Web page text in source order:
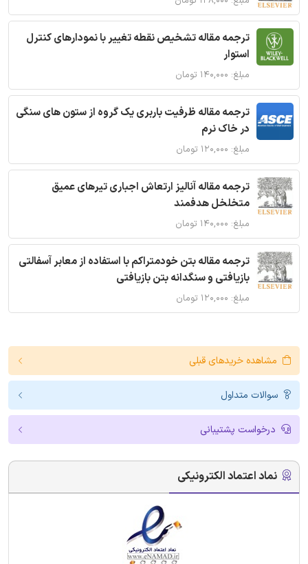
ترجمه مقاله تشخیص نقطه تغییر با نمودارهای کنترل
استوار
مبلغ: ۱۴۰,۰۰۰ تومان
ترجمه مقاله ظرفیت باربری یک گروه از ستون های سنگی
در خاک نرم
مبلغ: ۱۲۰,۰۰۰ تومان
ترجمه مقاله آنالیز ارتعاش اجباری تیرهای عمیق
متخلخل هدفمند
مبلغ: ۱۴۰,۰۰۰ تومان
ترجمه مقاله بتن خودمتراکم با استفاده از معابر آسفالتی
بازیافتی و سنگدانه بتن بازیافتی
مبلغ: ۱۲۰,۰۰۰ تومان
مشاهده خریدهای قبلی
سوالات متداول
درخواست پشتیبانی
نماد اعتماد الکترونیکی